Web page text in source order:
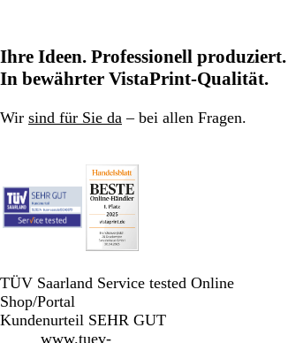
Ihre Ideen. Professionell produziert.
In bewährter VistaPrint-Qualität.
Wir sind für Sie da – bei allen Fragen.
TÜV Saarland Service tested Online
Shop/Portal
Kundenurteil SEHR GUT
www.tuev-